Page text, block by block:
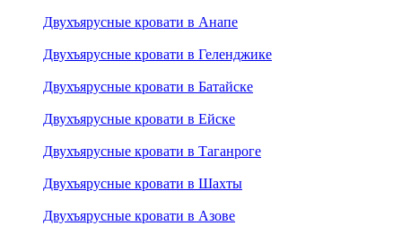
Двухъярусные кровати в Анапе
Двухъярусные кровати в Геленджике
Двухъярусные кровати в Батайске
Двухъярусные кровати в Ейске
Двухъярусные кровати в Таганроге
Двухъярусные кровати в Шахты
Двухъярусные кровати в Азове